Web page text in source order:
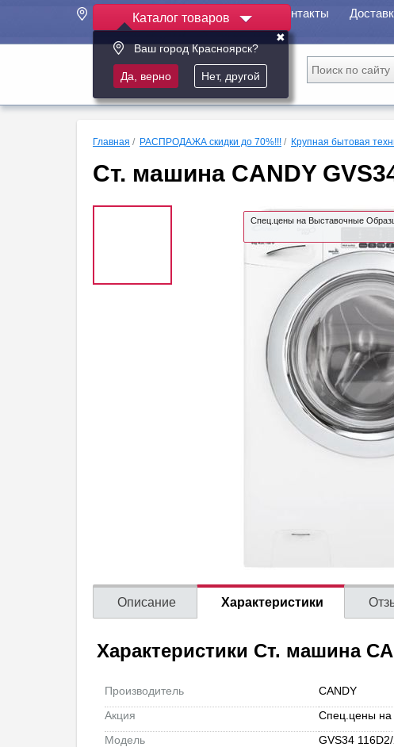
Ваш город Красноярск?
✖
Да, верно Нет, другой
Акции Контакты
Каталог товаров
Главная / РАСПРОДАЖА скидки до 70%!!! / Крупная бытовая
Ст. машина CANDY
Спец.цены на Выставочные
Описание Характеристики
Характеристики Ст. машина
Производитель
CANDY
Акция
Спец.цены на
Модель
GVS34